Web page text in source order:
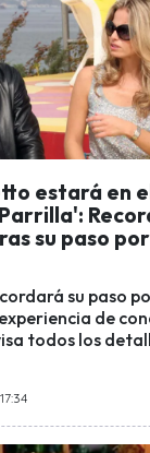
estará en
su paso
su paso
de
todos los